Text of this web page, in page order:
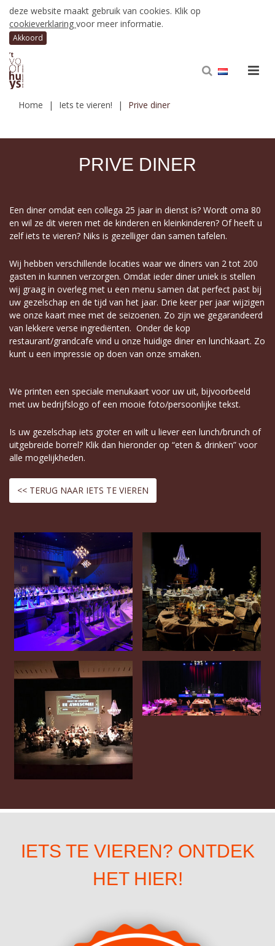
deze website maakt gebruik van cookies. Klik op
cookieverklaring voor meer informatie.
Home Iets te vieren! Prive diner
PRIVE DINER
Een diner omdat een collega 25 jaar in dienst is? Wordt oma 80
en wil ze dit vieren met de kinderen en kleinkinderen? Of heeft u
zelf iets te vieren? Niks is gezelliger dan samen tafelen.
Wij hebben verschillende locaties waar we diners van 2 tot 200
gasten in kunnen verzorgen. Omdat ieder diner uniek is stellen
wij graag in overleg met u een menu samen dat perfect past bij
uw gezelschap en de tijd van het jaar. Drie keer per jaar wijzigen
we onze kaart mee met de seizoenen. Zo zijn we gegarandeerd
van lekkere verse ingrediënten. Onder de kop
restaurant/grandcafe vind u onze huidige diner en lunchkaart. Zo
kunt u een impressie op doen van onze smaken.
We printen een speciale menukaart voor uw uit, bijvoorbeeld
met uw bedrijfslogo of een mooie foto/persoonlijke tekst.
Is uw gezelschap iets groter en wilt u liever een lunch/brunch of
uitgebreide borrel? Klik dan hieronder op “eten & drinken” voor
alle mogelijkheden.
<< TERUG NAAR IETS TE VIEREN
IETS TE VIEREN? ONTDEK
HET HIER!